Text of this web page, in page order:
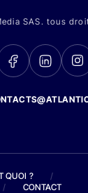
SAS. tous
QUOI ?
/
/ CONTACT